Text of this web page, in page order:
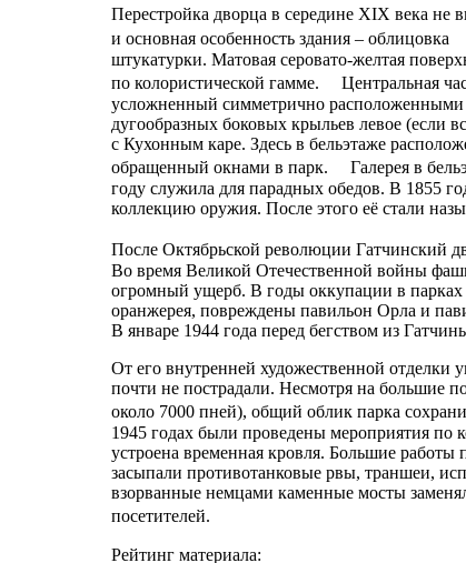
Перестройка дворца в середине XIX века
и основная особенность здания –
штукатурки. Матовая серовато-желтая
по колористической гамме. Центральная
усложненный симметрично
дугообразных боковых крыльев левое (если
с Кухонным каре. Здесь в бельэтаже
обращенный окнами в парк. Галерея в
году служила для парадных обедов. В 1855
коллекцию оружия. После этого её стали
После Октябрьской революции Гатчинский
Во время Великой Отечественной войны
огромный ущерб. В годы оккупации в
оранжерея, повреждены павильон Орла и
В январе 1944 года перед бегством из
От его внутренней художественной отделки
почти не пострадали. Несмотря на большие
около 7000 пней), общий облик парка
1945 годах были проведены мероприятия по
устроена временная кровля. Большие
засыпали противотанковые рвы, траншеи,
взорванные немцами каменные мосты
посетителей.
Рейтинг материала: